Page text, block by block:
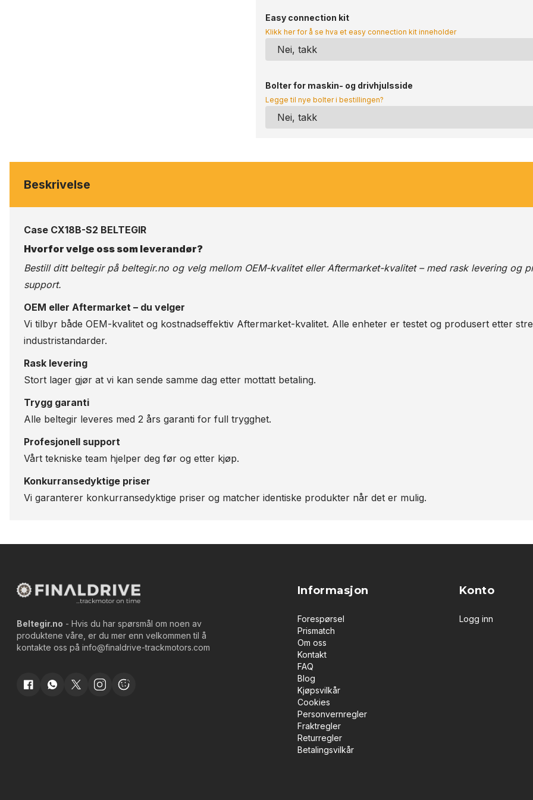
Easy connection kit
Klikk her for å se hva et easy connection kit inneholder
Bolter for maskin- og drivhjulsside
Legge til nye bolter i bestillingen?
Beskrivelse
Case CX18B-S2 BELTEGIR
Hvorfor velge oss som leverandør?
Bestill ditt beltegir på beltegir.no og velg mellom OEM-kvalitet eller Aftermarket-kvalitet – med rask levering og
support.
OEM eller Aftermarket – du velger
Vi tilbyr både OEM-kvalitet og kostnadseffektiv Aftermarket-kvalitet. Alle enheter er testet og produsert etter
industristandarder.
Rask levering
Stort lager gjør at vi kan sende samme dag etter mottatt betaling.
Trygg garanti
Alle beltegir leveres med 2 års garanti for full trygghet.
Profesjonell support
Vårt tekniske team hjelper deg før og etter kjøp.
Konkurransedyktige priser
Vi garanterer konkurransedyktige priser og matcher identiske produkter når det er mulig.
Beltegir.no - Hvis du har spørsmål om noen av
produktene våre, er du mer enn velkommen til å
kontakte oss på info@finaldrive-trackmotors.com
Informasjon
Forespørsel
Prismatch
Om oss
Kontakt
FAQ
Blog
Kjøpsvilkår
Cookies
Personvernregler
Fraktregler
Returregler
Betalingsvilkår
Konto
Logg inn